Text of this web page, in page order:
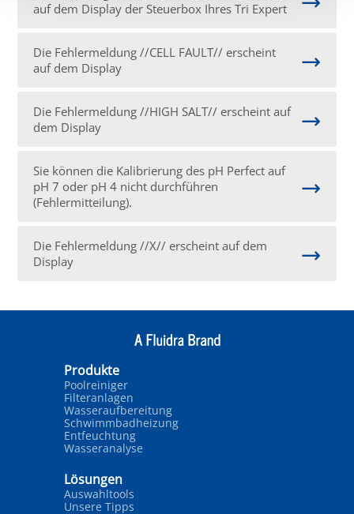
auf dem Display der Steuerbox Ihres Tri Expert
Die Fehlermeldung //CELL FAULT// erscheint
auf dem Display
Die Fehlermeldung //HIGH SALT// erscheint auf
dem Display
Sie können die Kalibrierung des pH Perfect auf
pH 7 oder pH 4 nicht durchführen
(Fehlermitteilung).
Die Fehlermeldung //X// erscheint auf dem
Display
Produkte
Poolreiniger
Filteranlagen
Wasseraufbereitung
Schwimmbadheizung
Entfeuchtung
Wasseranalyse
Lösungen
Auswahltools
Unsere Tipps